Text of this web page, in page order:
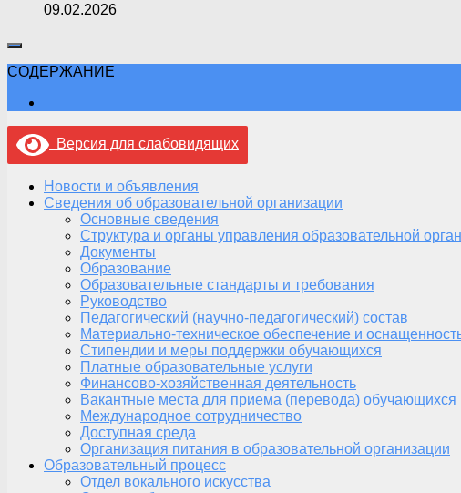
09.02.2026
СОДЕРЖАНИЕ
Версия для слабовидящих
Новости и объявления
Сведения об образовательной организации
Основные сведения
Структура и органы управления образовательной
Документы
Образование
Образовательные стандарты и требования
Руководство
Педагогический (научно-педагогический) состав
Материально-техническое обеспечение и
Стипендии и меры поддержки обучающихся
Платные образовательные услуги
Финансово-хозяйственная деятельность
Вакантные места для приема (перевода) обучающихся
Международное сотрудничество
Доступная среда
Организация питания в образовательной организации
Образовательный процесс
Отдел вокального искусства